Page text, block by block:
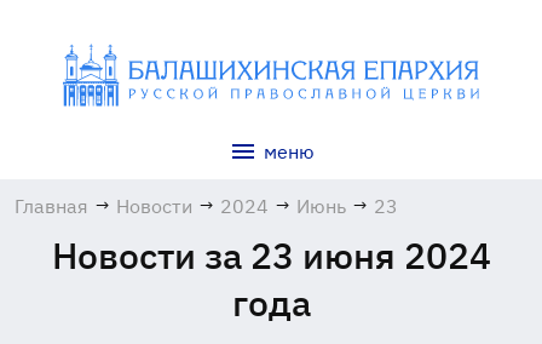
меню
Главная → Новости → 2024 → Июнь → 23
Новости за 23 июня 2024
года